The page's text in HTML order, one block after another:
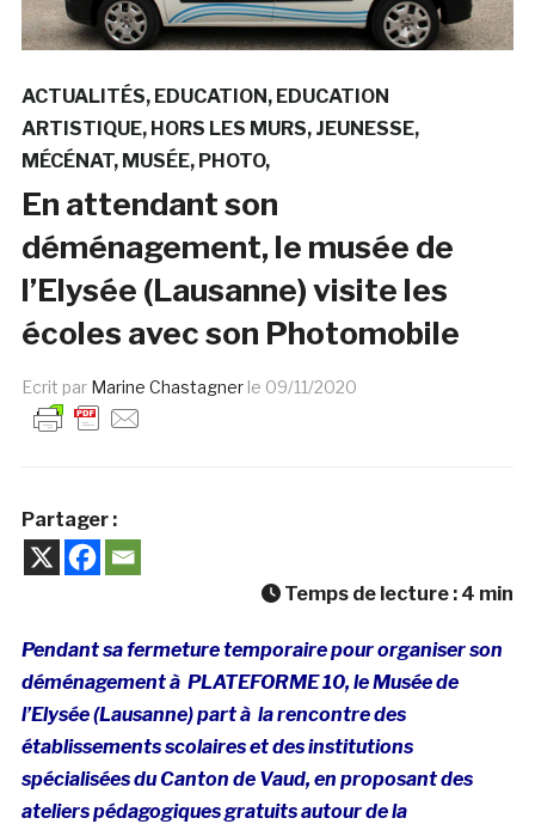
ACTUALITÉS EDUCATION EDUCATION
ARTISTIQUE HORS LES MURS JEUNESSE
MÉCÉNAT MUSÉE PHOTO
En attendant son
déménagement, le musée de
l’Elysée (Lausanne) visite les
écoles avec son Photomobile
Ecrit par Marine Chastagner le 09/11/2020
Partager :
Temps de lecture : 4 min
Pendant sa fermeture temporaire pour organiser son
déménagement à PLATEFORME 10, le Musée de
l’Elysée (Lausanne) part à la rencontre des
établissements scolaires et des institutions
spécialisées du Canton de Vaud, en proposant des
ateliers pédagogiques gratuits autour de la